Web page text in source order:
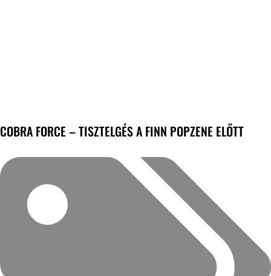
COBRA FORCE – TISZTELGÉS A FINN POPZENE ELŐTT